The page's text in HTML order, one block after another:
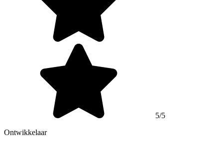
5/5
Ontwikkelaar